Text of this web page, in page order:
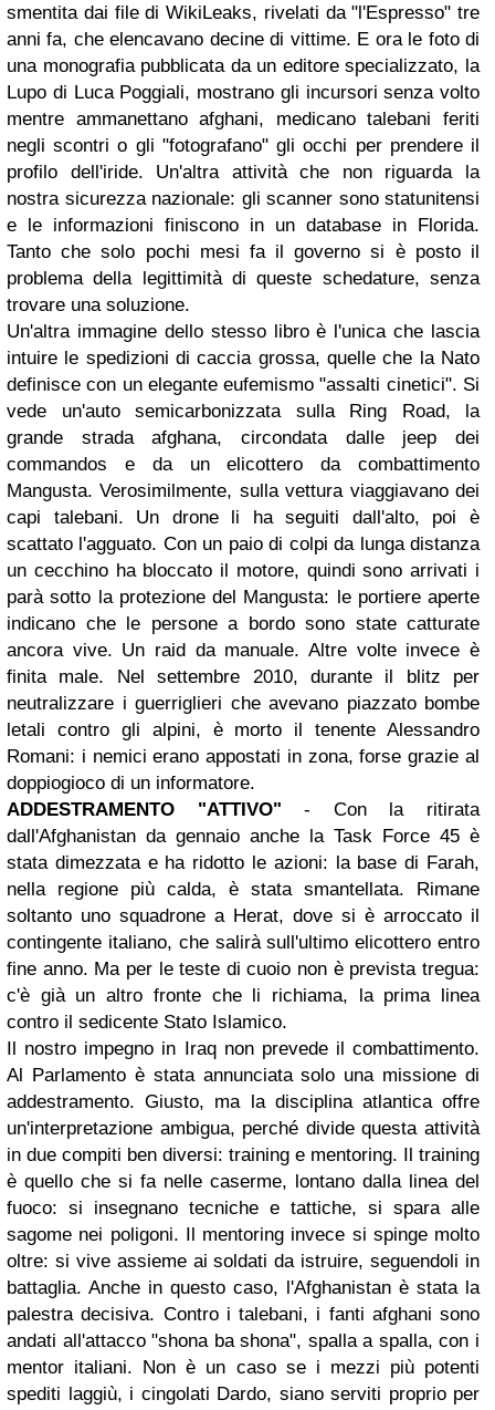
smentita dai file di WikiLeaks, rivelati da "l'Espresso" tre
anni fa, che elencavano decine di vittime. E ora le foto di
una monografia pubblicata da un editore specializzato, la
Lupo di Luca Poggiali, mostrano gli incursori senza volto
mentre ammanettano afghani, medicano talebani feriti
negli scontri o gli "fotografano" gli occhi per prendere il
profilo dell'iride. Un'altra attività che non riguarda la
nostra sicurezza nazionale: gli scanner sono statunitensi
e le informazioni finiscono in un database in Florida.
Tanto che solo pochi mesi fa il governo si è posto il
problema della legittimità di queste schedature, senza
trovare una soluzione.
Un'altra immagine dello stesso libro è l'unica che lascia
intuire le spedizioni di caccia grossa, quelle che la Nato
definisce con un elegante eufemismo "assalti cinetici". Si
vede un'auto semicarbonizzata sulla Ring Road, la
grande strada afghana, circondata dalle jeep dei
commandos e da un elicottero da combattimento
Mangusta. Verosimilmente, sulla vettura viaggiavano dei
capi talebani. Un drone li ha seguiti dall'alto, poi è
scattato l'agguato. Con un paio di colpi da lunga distanza
un cecchino ha bloccato il motore, quindi sono arrivati i
parà sotto la protezione del Mangusta: le portiere aperte
indicano che le persone a bordo sono state catturate
ancora vive. Un raid da manuale. Altre volte invece è
finita male. Nel settembre 2010, durante il blitz per
neutralizzare i guerriglieri che avevano piazzato bombe
letali contro gli alpini, è morto il tenente Alessandro
Romani: i nemici erano appostati in zona, forse grazie al
doppiogioco di un informatore.
ADDESTRAMENTO "ATTIVO" - Con la ritirata
dall'Afghanistan da gennaio anche la Task Force 45 è
stata dimezzata e ha ridotto le azioni: la base di Farah,
nella regione più calda, è stata smantellata. Rimane
soltanto uno squadrone a Herat, dove si è arroccato il
contingente italiano, che salirà sull'ultimo elicottero entro
fine anno. Ma per le teste di cuoio non è prevista tregua:
c'è già un altro fronte che li richiama, la prima linea
contro il sedicente Stato Islamico.
Il nostro impegno in Iraq non prevede il combattimento.
Al Parlamento è stata annunciata solo una missione di
addestramento. Giusto, ma la disciplina atlantica offre
un'interpretazione ambigua, perché divide questa attività
in due compiti ben diversi: training e mentoring. Il training
è quello che si fa nelle caserme, lontano dalla linea del
fuoco: si insegnano tecniche e tattiche, si spara alle
sagome nei poligoni. Il mentoring invece si spinge molto
oltre: si vive assieme ai soldati da istruire, seguendoli in
battaglia. Anche in questo caso, l'Afghanistan è stata la
palestra decisiva. Contro i talebani, i fanti afghani sono
andati all'attacco "shona ba shona", spalla a spalla, con i
mentor italiani. Non è un caso se i mezzi più potenti
spediti laggiù, i cingolati Dardo, siano serviti proprio per